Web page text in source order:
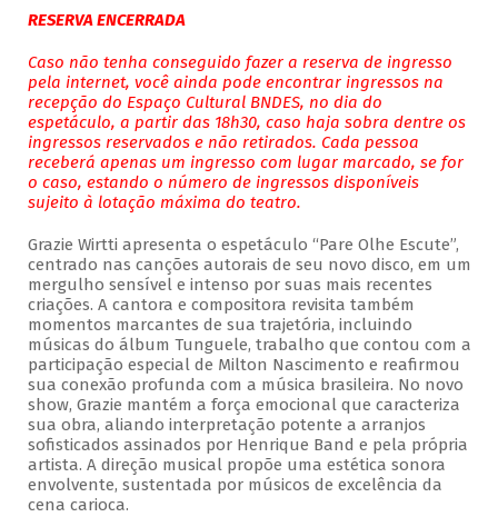
RESERVA ENCERRADA
Caso não tenha conseguido fazer a reserva de ingresso
pela internet, você ainda pode encontrar ingressos na
recepção do Espaço Cultural BNDES, no dia do
espetáculo, a partir das 18h30, caso haja sobra dentre os
ingressos reservados e não retirados. Cada pessoa
receberá apenas um ingresso com lugar marcado, se for
o caso, estando o número de ingressos disponíveis
sujeito à lotação máxima do teatro.
Grazie Wirtti apresenta o espetáculo “Pare Olhe Escute”,
centrado nas canções autorais de seu novo disco, em um
mergulho sensível e intenso por suas mais recentes
criações. A cantora e compositora revisita também
momentos marcantes de sua trajetória, incluindo
músicas do álbum Tunguele, trabalho que contou com a
participação especial de Milton Nascimento e reafirmou
sua conexão profunda com a música brasileira. No novo
show, Grazie mantém a força emocional que caracteriza
sua obra, aliando interpretação potente a arranjos
sofisticados assinados por Henrique Band e pela própria
artista. A direção musical propõe uma estética sonora
envolvente, sustentada por músicos de excelência da
cena carioca.